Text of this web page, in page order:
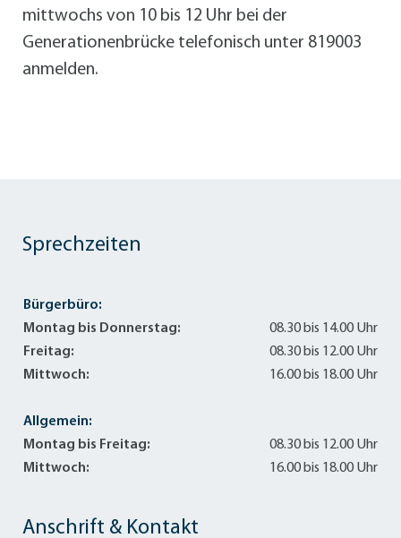
mittwochs von 10 bis 12 Uhr bei der
Generationenbrücke telefonisch unter 819003
anmelden.
Anschrift & Kontakt
Sprechzeiten
Bürgerbüro:
Montag bis Donnerstag:
08.30 bis 14.00 Uhr
Freitag:
08.30 bis 12.00 Uhr
Mittwoch:
16.00 bis 18.00 Uhr
Allgemein:
Montag bis Freitag:
08.30 bis 12.00 Uhr
Mittwoch:
16.00 bis 18.00 Uhr